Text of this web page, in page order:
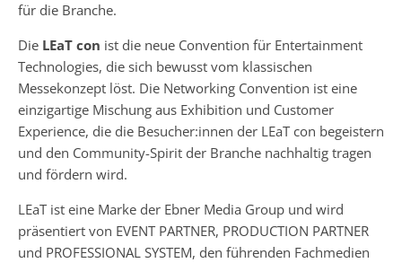
für die Branche.
Die LEaT con ist die neue Convention für Entertainment
Technologies, die sich bewusst vom klassischen
Messekonzept löst. Die Networking Convention ist eine
einzigartige Mischung aus Exhibition und Customer
Experience, die die Besucher:innen der LEaT con begeistern
und den Community-Spirit der Branche nachhaltig tragen
und fördern wird.
LEaT ist eine Marke der Ebner Media Group und wird
präsentiert von EVENT PARTNER, PRODUCTION PARTNER
und PROFESSIONAL SYSTEM, den führenden Fachmedien